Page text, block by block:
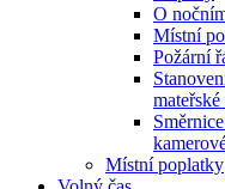
O
Místní
Požární
Místní poplatky